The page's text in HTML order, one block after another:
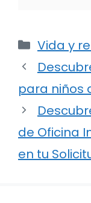
Vida y
para niños
de Oficina
en tu